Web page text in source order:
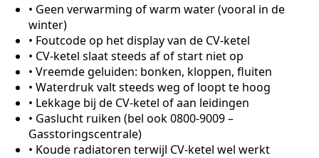
• Geen verwarming of warm water (vooral in de
winter)
• Foutcode op het display van de CV-ketel
• CV-ketel slaat steeds af of start niet op
• Vreemde geluiden: bonken, kloppen, fluiten
• Waterdruk valt steeds weg of loopt te hoog
• Lekkage bij de CV-ketel of aan leidingen
• Gaslucht ruiken (bel ook 0800-9009 –
Gasstoringscentrale)
• Koude radiatoren terwijl CV-ketel wel werkt